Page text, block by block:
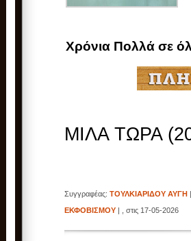
Χρόνια Πολλά σε
ΜΙΛΑ ΤΩΡΑ
Συγγραφέας:ΤΟΥΛΚΙΑΡΙΔΟΥ ΑΥΓΗ
ΕΚΦΟΒΙΣΜΟΥ | , στις 17-05-2026